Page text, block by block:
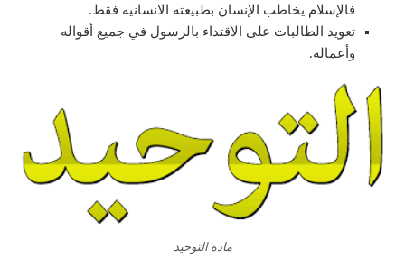
فالإسلام يخاطب الإنسان بطبيعته الانسانيه فقط.
تعويد الطالبات على الاقتداء بالرسول في جميع أقواله
وأعماله.
مادة التوحيد